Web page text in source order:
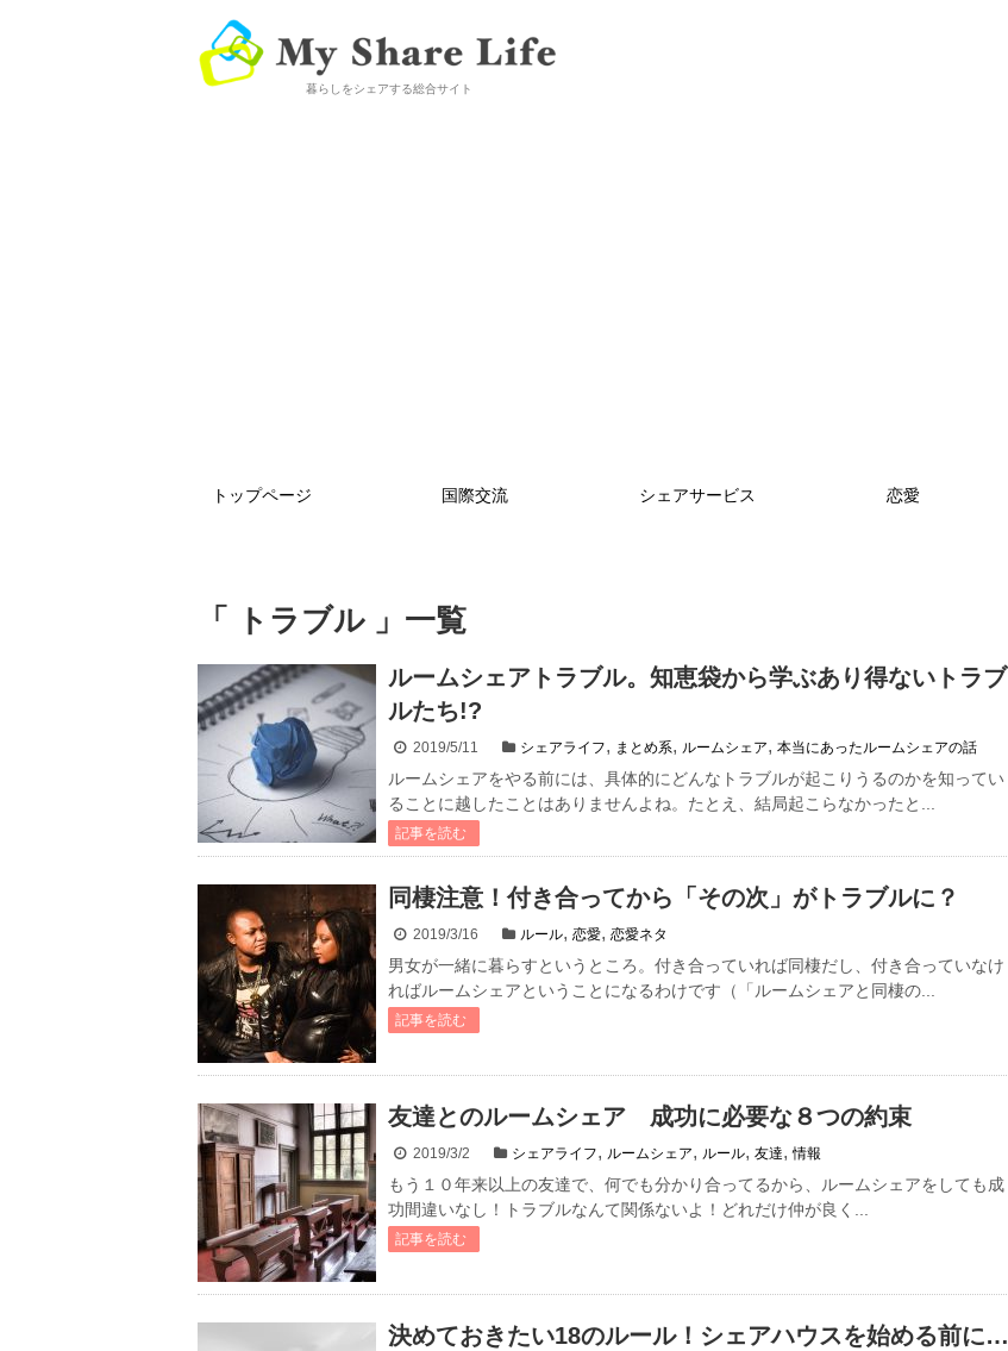
暮らしをシェアする総合サイト
トップページ 国際交流 シェアサービス 恋愛
「 トラブル 」一覧
ルームシェアトラブル。知恵袋から学ぶあり得ないトラブ
ルたち!?
2019/5/11 シェアライフ, まとめ系, ルームシェア,本当にあったルームシェアの話
ルームシェアをやる前には、具体的にどんなトラブルが起こりうるのかを知ってい
ることに越したことはありませんよね。たとえ、結局起こらなかったと...
記事を読む
同棲注意！付き合ってから「その次」がトラブルに？
2019/3/16 ルール,恋愛,恋愛ネタ
男女が一緒に暮らすというところ。付き合っていれば同棲だし、付き合っていなけ
ればルームシェアということになるわけです（「ルームシェアと同棲の...
記事を読む
友達とのルームシェア 成功に必要な８つの約束
2019/3/2 シェアライフ, ルームシェア, ルール,友達,情報
もう１０年来以上の友達で、何でも分かり合ってるから、ルームシェアをしても成
功間違いなし！トラブルなんて関係ないよ！どれだけ仲が良く...
記事を読む
決めておきたい18のルール！シェアハウスを始める前に…